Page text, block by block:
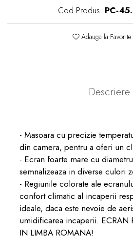
Cod Produs: PC-
Adauga la Favorite
Descriere
- Masoara cu precizie
din camera, pentru a oferi un
- Ecran foarte mare cu
semnalizeaza in diverse culori
- Regiunile colorate ale
confort climatic al incaperii
ideale, daca este nevoie de
umidificarea incaperii. ECRAN
IN LIMBA ROMANA!